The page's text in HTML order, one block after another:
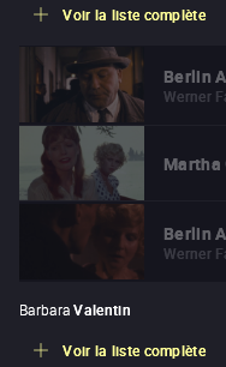
Voir la liste complète
Berlin
Werner
Martha
Berlin
Werner
Barbara Valentin
Voir la liste complète